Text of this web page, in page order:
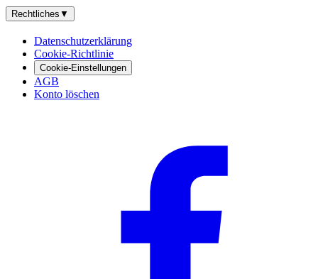
Rechtliches ▼
Datenschutzerklärung
Cookie-Richtlinie
Cookie-Einstellungen
AGB
Konto löschen